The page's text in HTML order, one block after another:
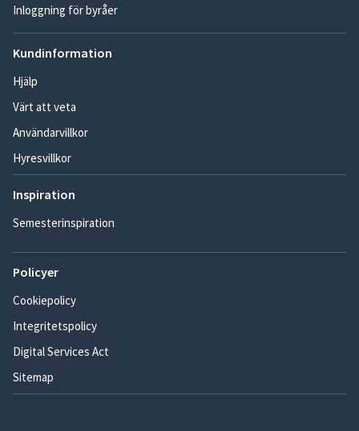
Inloggning för byråer
Kundinformation
Hjälp
Värt att veta
Användarvillkor
Hyresvillkor
Inspiration
Semesterinspiration
Policyer
Cookiepolicy
Integritetspolicy
Digital Services Act
Sitemap